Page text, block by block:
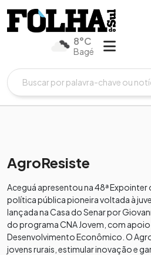
8°C
Bagé
AgroResiste
Aceguá apresentou na 48ª Expointer
política pública pioneira voltada à
lançada na Casa do Senar por
do programa CNA Jovem, com
Desenvolvimento Econômico. O
jovens rurais, estimular inovação e